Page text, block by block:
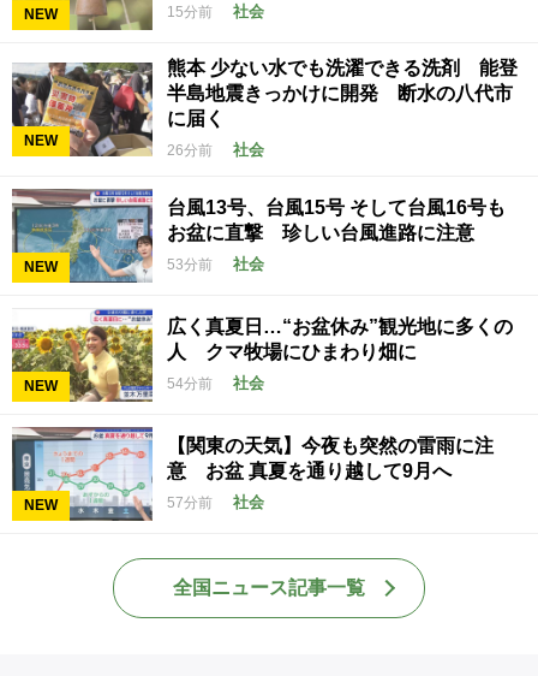
NEW 15分前 社会
NEW
熊本 少ない水でも洗濯できる洗剤 能登
半島地震きっかけに開発 断水の八代市
に届く
26分前 社会
NEW
台風13号、台風15号 そして台風16号も
お盆に直撃 珍しい台風進路に注意
53分前 社会
NEW
広く真夏日…“お盆休み”観光地に多くの
人 クマ牧場にひまわり畑に
54分前 社会
NEW
【関東の天気】今夜も突然の雷雨に注
意 お盆 真夏を通り越して9月へ
57分前 社会
全国ニュース記事一覧